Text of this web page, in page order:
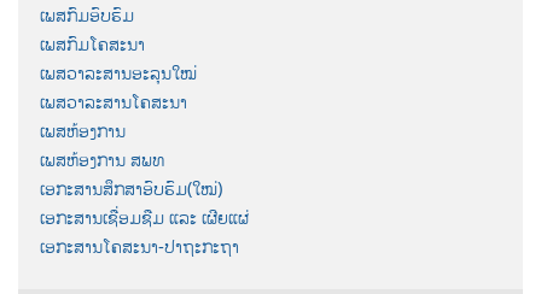
ເພສກົມອົບຮົມ
ເພສກົມໂຄສະນາ
ເພສວາລະສານອະລຸນໃໝ່
ເພສວາລະສານໂຄສະນາ
ເພສຫ້ອງການ
ເພສຫ້ອງການ ສພທ
ເອກະສານສຶກສາອົບຮົມ(ໃໝ່)
ເອກະສານເຊື່ອມຊືມ ແລະ ເຜີຍແຜ່
ເອກະສານໂຄສະນາ-ປາຖະກະຖາ